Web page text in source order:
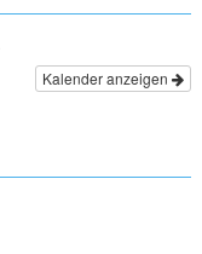
Kalender anzeigen